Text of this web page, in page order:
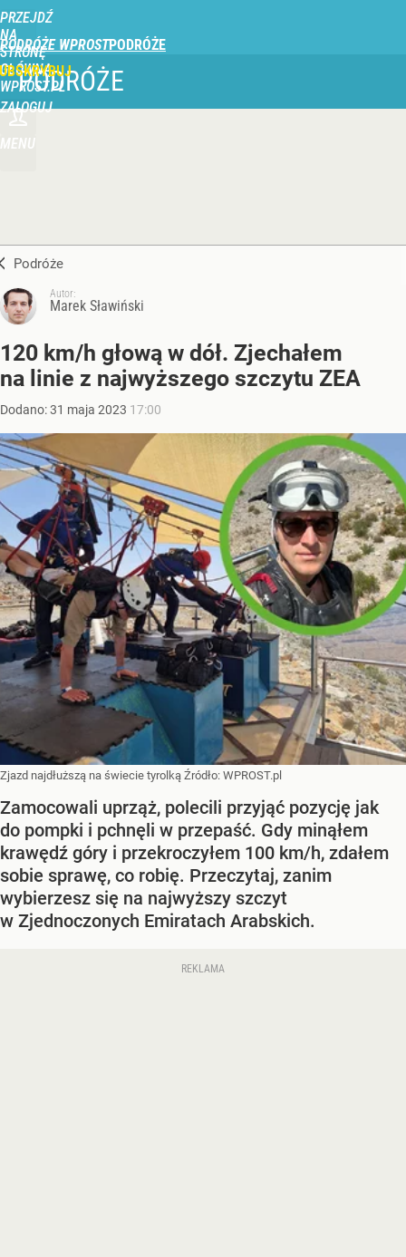
PRZEJDŹ
NA
STRONĘ
GŁÓWNĄ
WPROST.PL
PODRÓŻE WPROST
ZALOGUJ
MENU
PODRÓŻE
Podróże
Autor:
Marek Sławiński
120 km/h głową w dół. Zjechałem
na linie z najwyższego szczytu ZEA
Dodano:31 maja 2023 17:00
Zjazd najdłuższą na świecie tyrolką Źródło: WPROST.pl
Zamocowali uprząż, polecili przyjąć pozycję jak
do pompki i pchnęli w przepaść. Gdy minąłem
krawędź góry i przekroczyłem 100 km/h, zdałem
sobie sprawę, co robię. Przeczytaj, zanim
wybierzesz się na najwyższy szczyt
w Zjednoczonych Emiratach Arabskich.